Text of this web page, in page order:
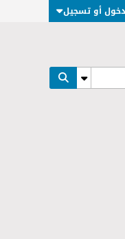
دخول أو تسجيل